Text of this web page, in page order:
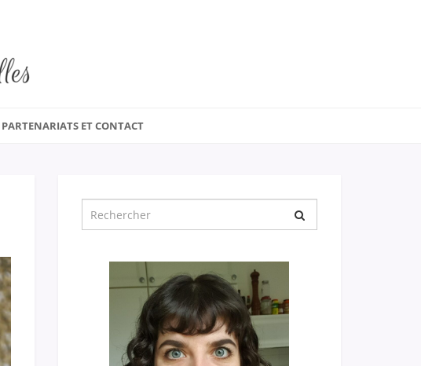
PARTENARIATS ET CONTACT
pour
: